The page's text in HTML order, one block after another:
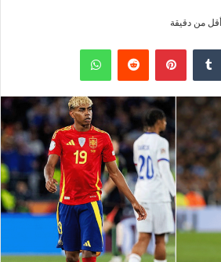
أقل من دقيقة
بينتيريست واتساب